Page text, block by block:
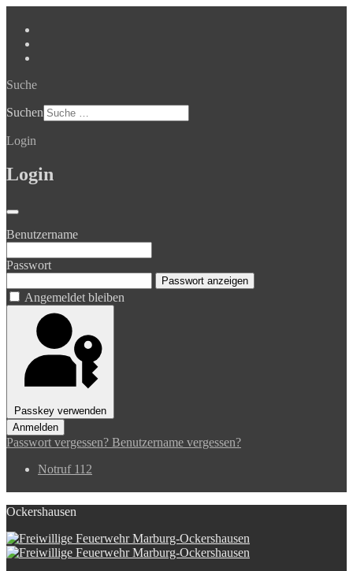
Suche
Suchen
Login
Login
Benutzername
Passwort
Passwort anzeigen
Angemeldet bleiben
Passkey verwenden
Anmelden
Passwort vergessen? Benutzername vergessen?
Notruf 112
Ockershausen